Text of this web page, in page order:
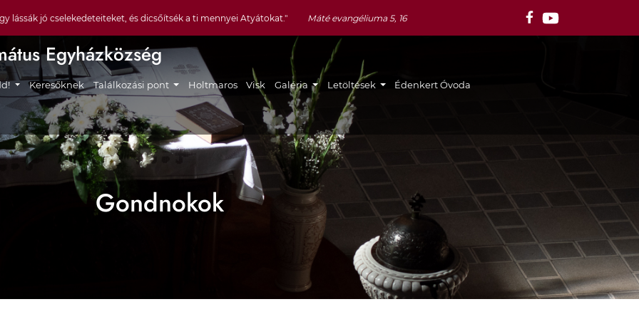
lássák jó cselekedeteiteket, és dicsőítsék a ti mennyei Atyátokat."
Máté evangéliuma 5, 16
Gondnokok
Egyházközség
Keresőknek Találkozási pont Holtmaros Visk Galéria Letöltések Édenkert Óvoda